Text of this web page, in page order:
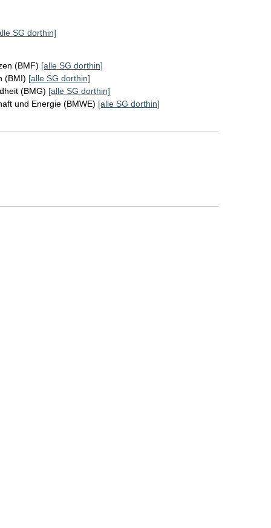
SG dorthin]
(BMF) [alle SG dorthin]
(BMI) [alle SG dorthin]
(BMG) [alle SG dorthin]
und Energie (BMWE) [alle SG dorthin]